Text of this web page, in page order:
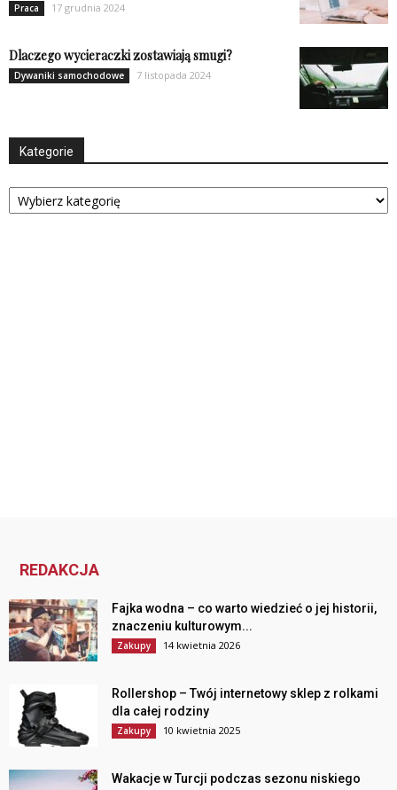
Praca 17 grudnia 2024
Dlaczego wycieraczki zostawiają smugi?
Dywaniki samochodowe 7 listopada 2024
Kategorie
Kategorie
REDAKCJA
Fajka wodna – co warto wiedzieć o jej historii,
znaczeniu kulturowym...
Zakupy 14 kwietnia 2026
Rollershop – Twój internetowy sklep z rolkami
dla całej rodziny
Zakupy 10 kwietnia 2025
Wakacje w Turcji podczas sezonu niskiego